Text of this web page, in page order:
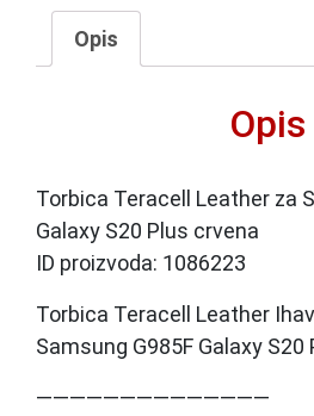
Opis
Opis
Torbica Teracell Leather za
Galaxy S20 Plus crvena
ID proizvoda: 1086223
Torbica Teracell Leather
Samsung G985F Galaxy S20
——————————————